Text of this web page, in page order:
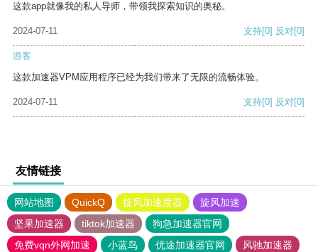
这款app就像我的私人导师，带领我探索知识的奥秘。
2024-07-11 支持[0] 反对[0]
游客
这款加速器VPM应用程序已经为我们带来了无限的流畅体验。
2024-07-11 支持[0] 反对[0]
友情链接
网站地图 QuickQ 旋风加速度器
旋风加速
坚果加速器
tiktok加速器
狗急加速器官网
免费vqn外网加速
小蓝鸟 优途加速器官网
风驰加速器